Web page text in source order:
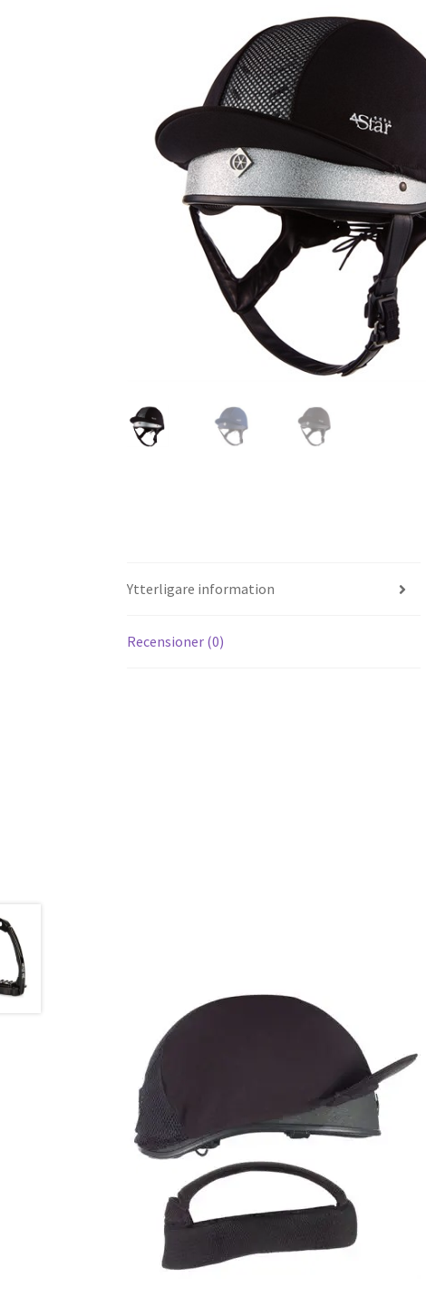
Ytterligare information
Recensioner (0)